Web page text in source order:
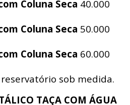
Coluna Seca 40.000
Coluna Seca 50.000
Coluna Seca 60.000
sob medida.
TAÇA COM ÁGUA